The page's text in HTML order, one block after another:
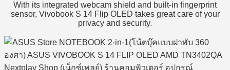
With its integrated webcam shield and built-in fingerprint
sensor, Vivobook S 14 Flip OLED takes great care of your
privacy and security.